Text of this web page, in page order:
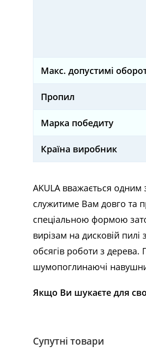
Макс. допустимі
Пропил
Марка победиту
Країна виробник
AKULA вважається одним
служитиме Вам довго та
спеціальною формою
вирізам на дисковій
обсягів роботи з
шумопоглинаючі
Якщо Ви шукаєте для
Супутні товари